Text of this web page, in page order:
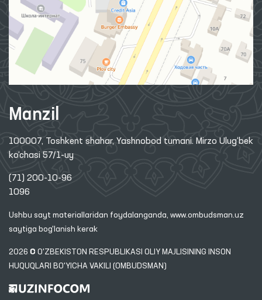
Manzil
100007, Toshkent shahar, Yashnobod tumani. Mirzo Ulug‘bek
ko‘chasi 57/1-uy
(71) 200-10-96
1096
Ushbu sayt materiallaridan foydalanganda, www.ombudsman.uz
saytiga bog'lanish kerak
2026 © O'ZBEKISTON RESPUBLIKASI OLIY MAJLISINING INSON
HUQUQLARI BO'YICHA VAKILI (OMBUDSMAN)